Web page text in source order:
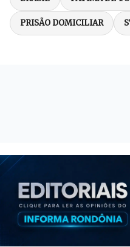
PRISÃO DOMICILIAR